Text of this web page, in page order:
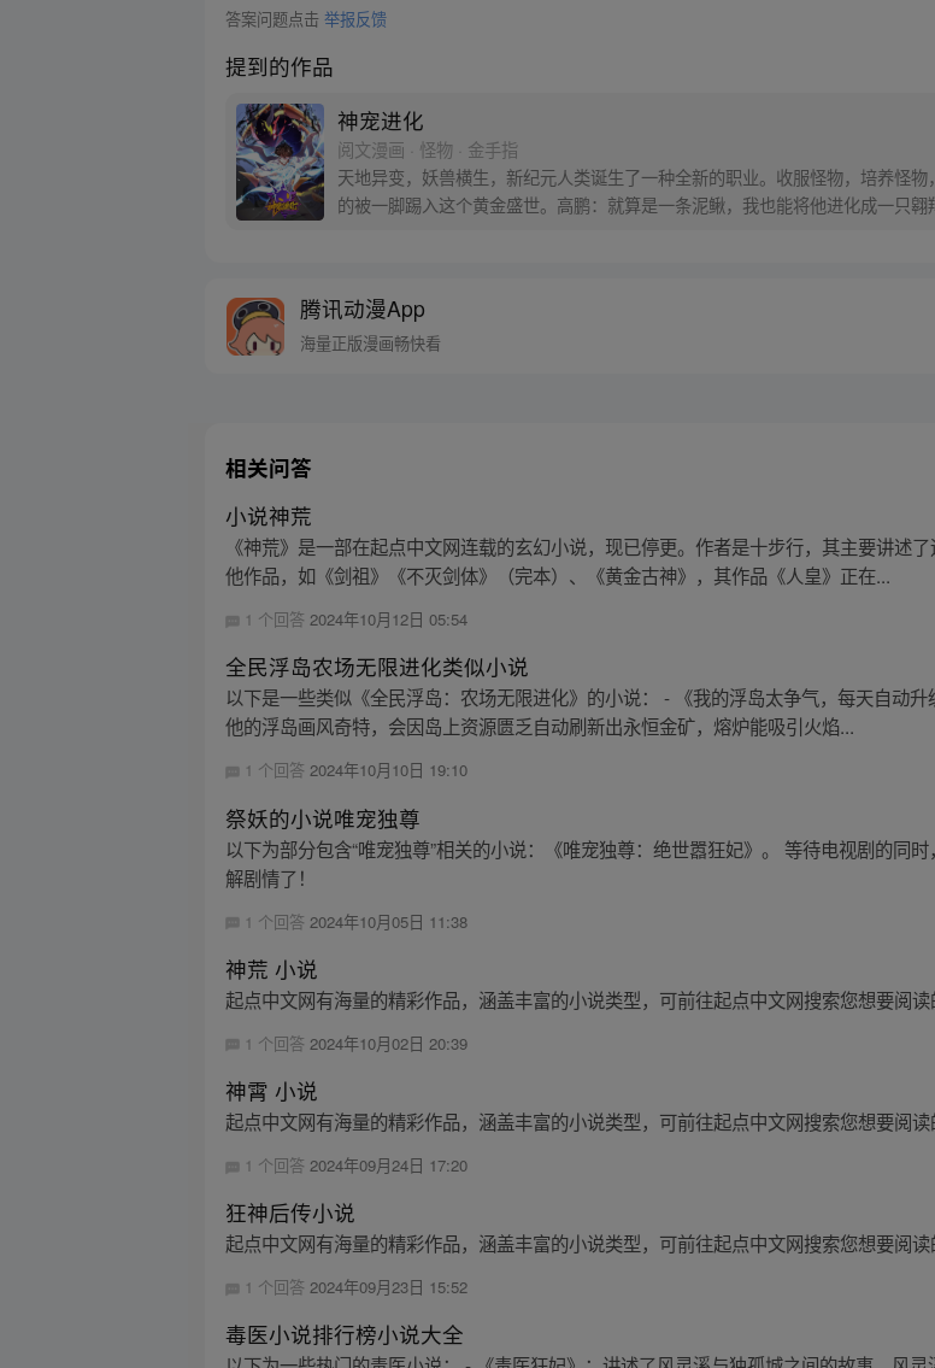
答案问题点击举报反馈
提到的作品
神宠进化
阅文漫画 · 怪物 · 金手指
天地异变，妖兽横生，新纪元人类诞生了一种全新的职业。收服怪物，培养怪
的被一脚踢入这个黄金盛世。高鹏：就算是一条泥鳅，我也能将他进化成一只
腾讯动漫App
海量正版漫画畅快看
相关问答
小说神荒
《神荒》是一部在起点中文网连载的玄幻小说，现已停更。作者是十步行，其主要讲述
他作品，如《剑祖》《不灭剑体》（完本）、《黄金古神》，其作品《人皇》正在...
1 个回答2024年10月12日 05:54
全民浮岛农场无限进化类似小说
以下是一些类似《全民浮岛：农场无限进化》的小说： - 《我的浮岛太争气，每天自动
他的浮岛画风奇特，会因岛上资源匮乏自动刷新出永恒金矿，熔炉能吸引火焰...
1 个回答2024年10月10日 19:10
祭妖的小说唯宠独尊
以下为部分包含“唯宠独尊”相关的小说：《唯宠独尊：绝世嚣狂妃》。 等待电视剧的同
解剧情了！
1 个回答 2024年10月05日 11:38
神荒 小说
起点中文网有海量的精彩作品，涵盖丰富的小说类型，可前往起点中文网搜索您想要阅读
1 个回答 2024年10月02日 20:39
神霄 小说
起点中文网有海量的精彩作品，涵盖丰富的小说类型，可前往起点中文网搜索您想要阅读
1 个回答2024年09月24日 17:20
狂神后传小说
起点中文网有海量的精彩作品，涵盖丰富的小说类型，可前往起点中文网搜索您想要阅读
1 个回答2024年09月23日 15:52
毒医小说排行榜小说大全